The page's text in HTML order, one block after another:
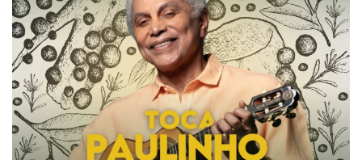
Biblioteca
Administrativo e Financeiro
Segurança e Acessos
Obras e Manutenção
Transporte, Moradia e Alimentação
Promoção Social